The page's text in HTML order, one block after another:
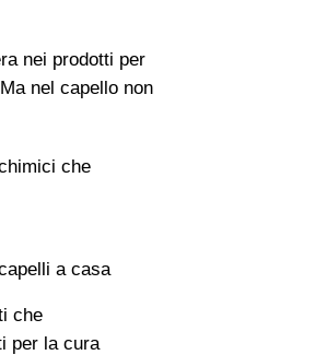
nei prodotti per
nel capello non
che
che
per la cura